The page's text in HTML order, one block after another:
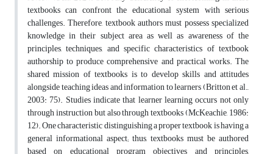
textbooks can confront the educational system with serious
challenges. Therefore, textbook authors must possess specialized
knowledge in their subject area as well as awareness of the
principles, techniques, and specific characteristics of textbook
authorship to produce comprehensive and practical works. The
shared mission of textbooks is to develop skills and attitudes
alongside teaching ideas and information to learners (Britton et al.,
2003: 75). Studies indicate that learner learning occurs not only
through instruction but also through textbooks (McKeachie, 1986:
12). One characteristic distinguishing a proper textbook is having a
general informational aspect; thus, textbooks must be authored